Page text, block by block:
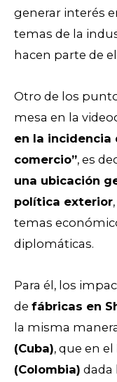
generar interés
temas de la
hacen parte de
Otro de los
mesa en la
en la incidencia
comercio”, es
una ubicación
política exterior
temas
diplomáticas.
Para él, los
de fábricas en
la misma
(Cuba), que en el
(Colombia) dada